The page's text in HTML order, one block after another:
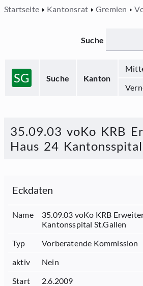
Startseite Kantonsrat Gremien
SG Suche Kanton
Suche
35.09.03 voKo KRB
Haus 24
Eckdaten
Name
35.09.03 voKo KRB
Kantonsspital St.Gallen
Typ
Vorberatende Kommission
aktiv
Nein
Start
2.6.2009